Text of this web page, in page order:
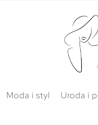
Moda i styl Uroda i